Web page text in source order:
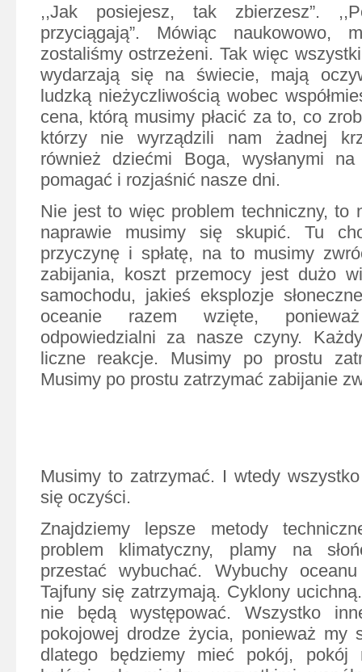
,,Jak posiejesz, tak zbierzesz”.
przyciągają”. Mówiąc naukowowo,
zostaliśmy ostrzeżeni. Tak więc
wydarzają się na świecie, mają
ludzką nieżyczliwością wobec
cena, którą musimy płacić za to, co
którzy nie wyrządzili nam żadnej
również dziećmi Boga, wysłanymi
pomagać i rozjaśnić nasze dni.
Nie jest to więc problem techniczny, to
naprawie musimy się skupić. Tu
przyczynę i spłatę, na to musimy
zabijania, koszt przemocy jest dużo
samochodu, jakieś eksplozje
oceanie razem wzięte,
odpowiedzialni za nasze czyny.
liczne reakcje. Musimy po prostu
Musimy po prostu zatrzymać zabijanie
Musimy to zatrzymać. I wtedy
się oczyści.
Znajdziemy lepsze metody
problem klimatyczny, plamy na
przestać wybuchać. Wybuchy
Tajfuny się zatrzymają. Cyklony
nie będą występować. Wszystko
pokojowej drodze życia, ponieważ my
dlatego będziemy mieć pokój, pokój